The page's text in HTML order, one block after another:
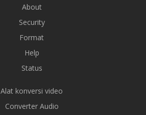
About
Security
Format
Help
Status
Alat konversi video
Converter Audio